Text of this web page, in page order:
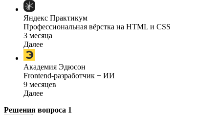
Яндекс Практикум
Профессиональная вёрстка на HTML и CSS
3 месяца
Далее
Академия Эдюсон
Frontend-разработчик + ИИ
9 месяцев
Далее
Решения вопроса 1